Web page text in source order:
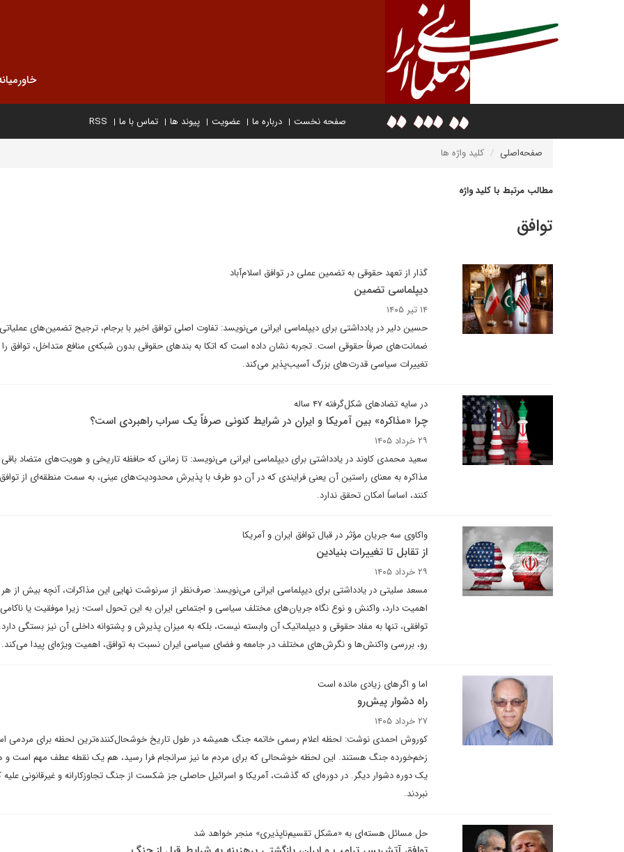
صفحه نخست درباره ما عضویت پیوند ها تماس با ما RSS
صفحه‌اصلی کلید واژه ها
مطالب مرتبط با کلید واژه
توافق
گذار از تعهد حقوقی به تضمین عملی در توافق اسلام‌آباد
دیپلماسی تضمین
۱۴ تیر ۱۴۰۵
حسین دلیر در یادداشتی برای دیپلماسی ایرانی می‌نویسد: تفاوت اصلی توافق اخیر با برجام، ترجیح تضمین‌های عملیاتی
ضمانت‌های صرفاً حقوقی است. تجربه نشان داده ‏است که اتکا به بندهای حقوقی بدون شبکه‌ی منافع متداخل، توافق را
تغییرات سیاسی قدرت‌های بزرگ ‏آسیب‌پذیر می‌کند.
در سایه تضادهای شکل‌گرفته ۴۷ ساله
چرا «مذاکره» بین آمریکا و ایران در شرایط کنونی صرفاً یک سراب راهبردی است؟
۲۹ خرداد ۱۴۰۵
سعید محمدی کاوند در یادداشتی برای دیپلماسی ایرانی می‌نویسد: تا زمانی که حافظه تاریخی و هویت‌های متضاد
مذاکره به معنای راستین آن یعنی فرایندی که در آن دو طرف با پذیرش محدودیت‌های عینی، به سمت منطقه‌ای از
کنند، اساساً امکان تحقق ندارد.
واکاوی سه جریان مؤثر در قبال توافق ایران و آمریکا
از تقابل تا تغییرات بنیادین
۲۹ خرداد ۱۴۰۵
مسعد سلیتی در یادداشتی برای دیپلماسی ایرانی می‌نویسد: صرف‌نظر از سرنوشت نهایی این مذاکرات، آنچه بیش از
اهمیت دارد، واکنش و نوع نگاه جریان‌های مختلف سیاسی و اجتماعی ایران به این تحول است؛ زیرا موفقیت یا
توافقی، تنها به مفاد حقوقی و دیپلماتیک آن وابسته نیست، بلکه به میزان پذیرش و پشتوانه داخلی آن نیز بستگی
رو، بررسی واکنش‌ها و نگرش‌های مختلف در جامعه و فضای سیاسی ایران نسبت به توافق، اهمیت ویژه‌ای پیدا می‌کند.
اما و اگرهای زیادی مانده است
راه دشوار پیش‌رو
۲۷ خرداد ۱۴۰۵
کوروش احمدی نوشت: لحظه اعلام رسمی خاتمه جنگ همیشه در طول تاریخ خوشحال‌کننده‌ترین لحظه برای مردمی
زخم‌خورده جنگ هستند. این لحظه خوشحالی که برای مردم ما نیز سرانجام فرا رسید، هم یک نقطه عطف مهم است و
یک دوره دشوار دیگر. در دوره‌ای که گذشت، آمریکا و اسرائیل حاصلی جز شکست از جنگ تجاوزکارانه و غیرقانونی
نبردند.
حل مسائل هسته‌ای به «مشکل تقسیم‌ناپذیری» منجر خواهد شد